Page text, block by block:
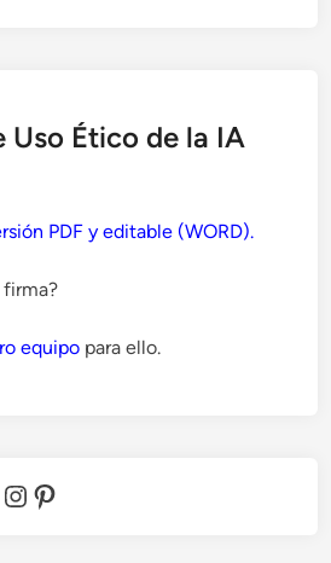
Uso Ético de la IA
PDF y editable (WORD).
firma?
equipo para ello.
Instagram
Pinterest